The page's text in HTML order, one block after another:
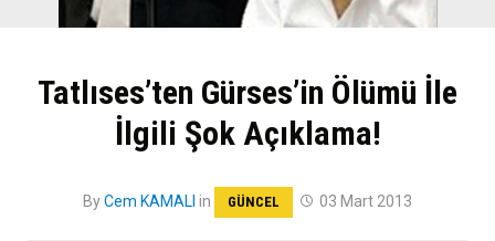
Tatlıses’ten Gürses’in Ölümü İle
İlgili Şok Açıklama!
ByCem KAMALI in GÜNCEL 03 Mart 2013